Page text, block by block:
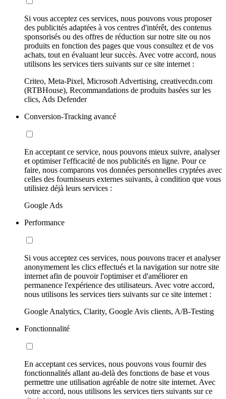
Si vous acceptez ces services, nous pouvons vous proposer
des publicités adaptées à vos centres d'intérêt, des contenus
sponsorisés ou des offres de réduction sur notre site ou nos
produits en fonction des pages que vous consultez et de vos
achats, tout en évaluant leur succès. Avec votre accord, nous
utilisons les services tiers suivants sur ce site internet :
Criteo, Meta-Pixel, Microsoft Advertising, creativecdn.com
(RTBHouse), Recommandations de produits basées sur les
clics, Ads Defender
Conversion-Tracking avancé
En acceptant ce service, nous pouvons mieux suivre, analyser
et optimiser l'efficacité de nos publicités en ligne. Pour ce
faire, nous comparons vos données personnelles cryptées avec
celles des fournisseurs externes suivants, à condition que vous
utilisiez déjà leurs services :
Google Ads
Performance
Si vous acceptez ces services, nous pouvons tracer et analyser
anonymement les clics effectués et la navigation sur notre site
internet afin de pouvoir l'optimiser et d'améliorer en
permanence l'expérience des utilisateurs. Avec votre accord,
nous utilisons les services tiers suivants sur ce site internet :
Google Analytics, Clarity, Google Avis clients, A/B-Testing
Fonctionnalité
En acceptant ces services, nous pouvons vous fournir des
fonctionnalités allant au-delà des fonctions de base et vous
permettre une utilisation agréable de notre site internet. Avec
votre accord, nous utilisons les services tiers suivants sur ce